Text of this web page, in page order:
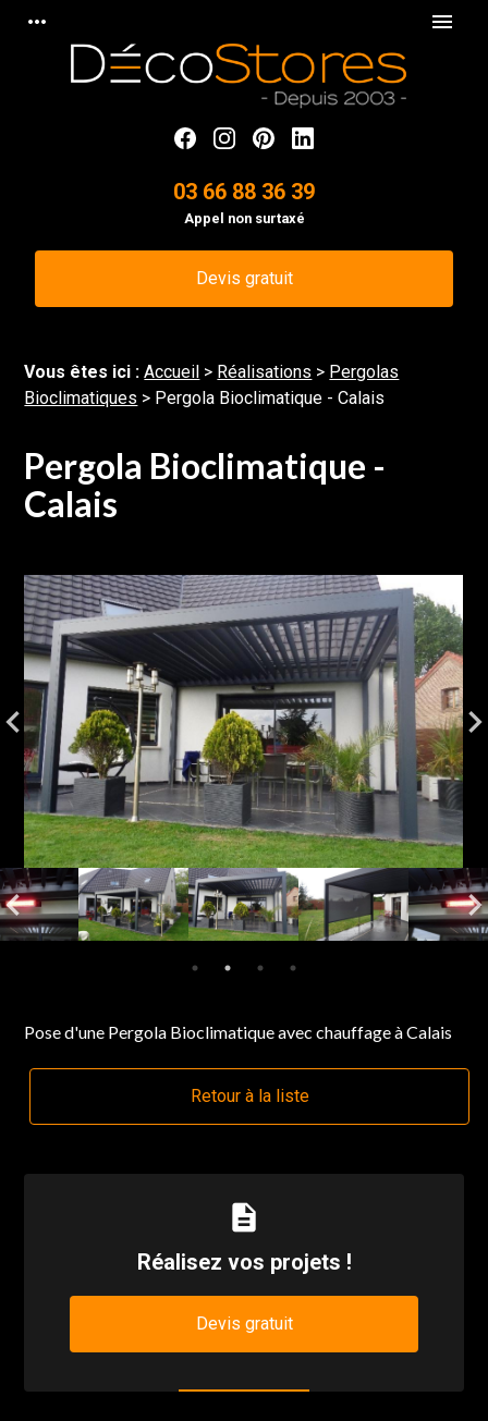
more_horiz menu
03 66 88 36 39
Appel non surtaxé
Devis gratuit
Vous êtes ici :Accueil > Réalisations > Pergolas
Bioclimatiques > Pergola Bioclimatique - Calais
Pergola Bioclimatique -
Calais
Pose d'une Pergola Bioclimatique avec chauffage à Calais
Retour à la liste
description
Réalisez vos projets !
Devis gratuit